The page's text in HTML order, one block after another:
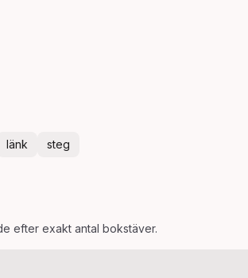
länk steg
efter exakt antal bokstäver.